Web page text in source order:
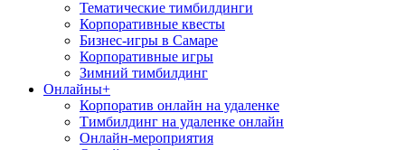
Тематические тимбилдинги
Корпоративные квесты
Бизнес-игры в Самаре
Корпоративные игры
Зимний тимбилдинг
Онлайны+
Корпоратив онлайн на удаленке
Тимбилдинг на удаленке онлайн
Онлайн-мероприятия